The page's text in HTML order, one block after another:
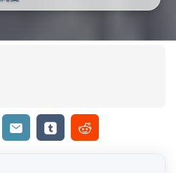
Email TumblrReddit